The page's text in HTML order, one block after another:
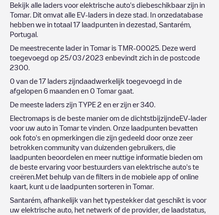
Bekijk alle laders voor elektrische auto's diebeschikbaar zijn in
Tomar. Dit omvat alle EV-laders in deze stad. In onzedatabase
hebben we in totaal 17 laadpunten in dezestad, Santarém
Portugal
De meestrecente lader in Tomaris TMR-00025 . Deze werd
toegevoegd op 25/03/2023 enbevindt zich in de postcode
2300
0 van de 17 laders zijndaadwerkelijk toegevoegd in de
afgelopen 6 maanden en 0 Tomargaat.
De meeste laders zijn TYPE 2 en er zijn er340
Electromaps is de beste manier om de dichtstbijzijndeEV-lader
voor uw auto in Tomarte vinden. Onze laadpunten bevatten
ook foto's en opmerkingen die zijn gedeeld door onze zeer
betrokken community van duizenden gebruikers, die
laadpunten beoordelen en meer nuttige informatie bieden om
de beste ervaring voor bestuurders van elektrische auto's te
creëren.Met behulp van de filters in de mobiele app of online
kaart, kunt u de laadpunten sorteren in Tomar.
Santarém , afhankelijk van het typestekker dat geschikt is voor
uw elektrische auto, het netwerk of de provider, de laadstatus,